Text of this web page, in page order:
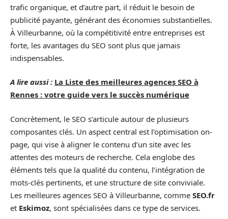
trafic organique, et d’autre part, il réduit le besoin de
publicité payante, générant des économies substantielles.
À Villeurbanne, où la compétitivité entre entreprises est
forte, les avantages du SEO sont plus que jamais
indispensables.
A lire aussi : La Liste des meilleures agences SEO à
Rennes : votre guide vers le succès numérique
Concrètement, le SEO s’articule autour de plusieurs
composantes clés. Un aspect central est l’optimisation on-
page, qui vise à aligner le contenu d’un site avec les
attentes des moteurs de recherche. Cela englobe des
éléments tels que la qualité du contenu, l’intégration de
mots-clés pertinents, et une structure de site conviviale.
Les meilleures agences SEO à Villeurbanne, comme SEO.fr
et Eskimoz, sont spécialisées dans ce type de services.